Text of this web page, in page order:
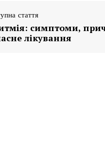
стаття
симптоми,
лікування